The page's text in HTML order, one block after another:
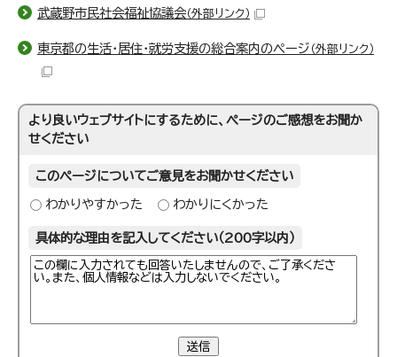
武蔵野市民社会福祉協議会（外部リンク）
東京都の生活・居住・就労支援の総合案内のページ （外部リンク）
より良いウェブサイトにするために、ページのご感想をお聞か
せください
このページについてご意見をお聞かせください
わかりやすかった わかりにくかった
具体的な理由を記入してください（200字以内）
送信